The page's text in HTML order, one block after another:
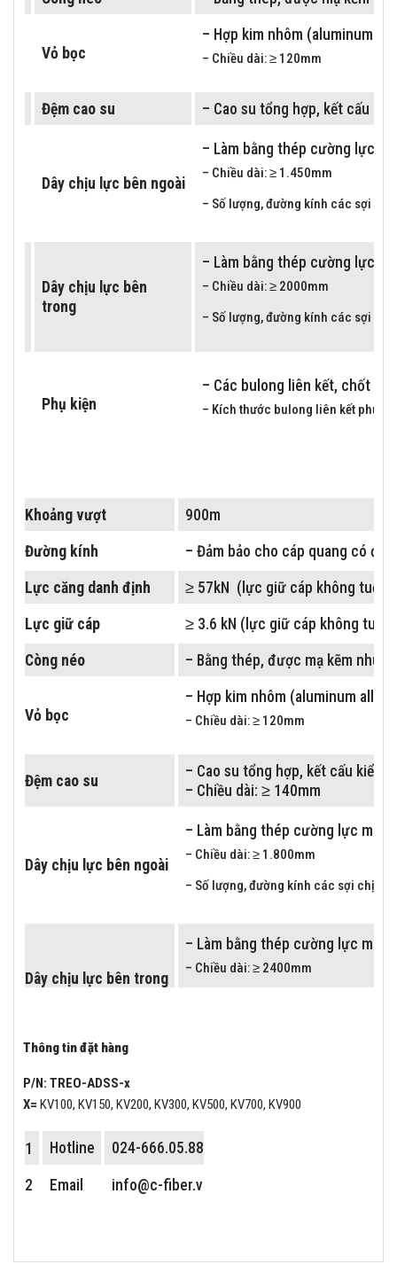
Vỏ bọc
– Hợp kim nhôm (aluminum
– Chiều dài: ≥ 120mm
Đệm cao su – Cao su tổng hợp, kết cấu
Dây chịu lực bên ngoài
– Làm bằng thép cường lực
– Chiều dài: ≥ 1.450mm
– Số lượng, đường kính các sợi
Dây chịu lực bên
trong
– Làm bằng thép cường lực
– Chiều dài: ≥ 2000mm
– Số lượng, đường kính các sợi
Phụ kiện
– Các bulong liên kết, chốt
– Kích thước bulong liên kết phụ
Khoảng vượt 900m
Đường kính – Đảm bảo cho cáp quang có
Lực căng danh định ≥ 57kN (lực giữ cáp không tuột,
Lực giữ cáp ≥ 3.6 kN (lực giữ cáp không
Còng néo – Bằng thép, được mạ kẽm
Vỏ bọc
– Hợp kim nhôm (aluminum alloy).
– Chiều dài: ≥ 120mm
Đệm cao su
– Cao su tổng hợp, kết cấu kiểu
– Chiều dài: ≥ 140mm
Dây chịu lực bên ngoài
– Làm bằng thép cường lực mạ
– Chiều dài: ≥ 1.800mm
– Số lượng, đường kính các sợi chịu
Dây chịu lực bên trong
– Làm bằng thép cường lực mạ
– Chiều dài: ≥ 2400mm
Phụ kiện
Khối lượng bộ treo ≤ 6kg
Thông tin đặt hàng
P/N: TREO-ADSS-x
X= KV100, KV150, KV200, KV300, KV500, KV700, KV900
1 Hotline 024-666.05.888
2 Email info@c-fiber.vn